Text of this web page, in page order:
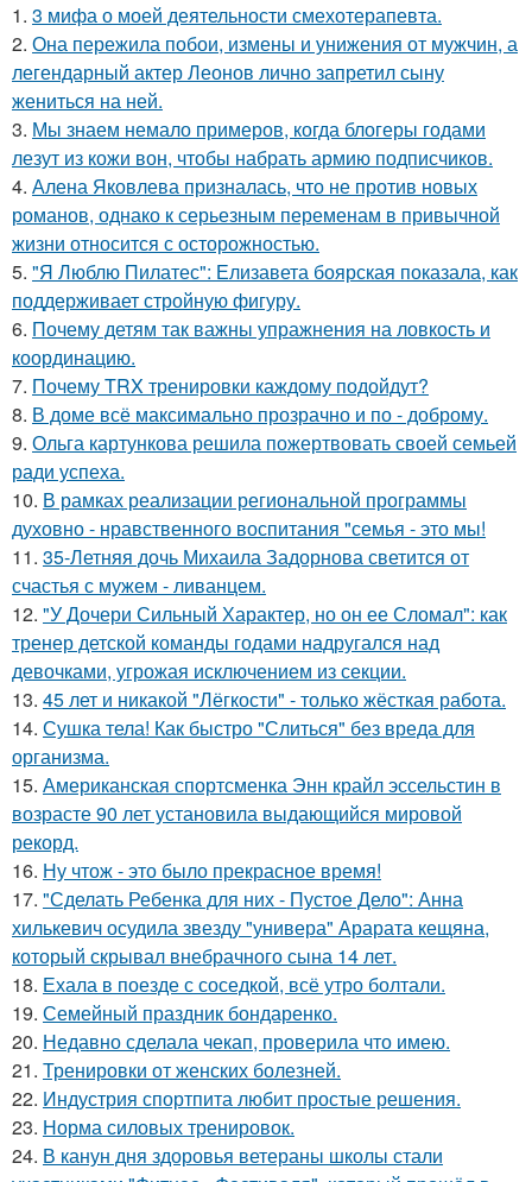
1. 3 мифа о моей деятельности смехотерапевта.
2. Она пережила побои, измены и унижения от мужчин, а
легендарный актер Леонов лично запретил сыну
жениться на ней.
3. Мы знаем немало примеров, когда блогеры годами
лезут из кожи вон, чтобы набрать армию подписчиков.
4. Алена Яковлева призналась, что не против новых
романов, однако к серьезным переменам в привычной
жизни относится с осторожностью.
5. "Я Люблю Пилатес": Елизавета боярская показала, как
поддерживает стройную фигуру.
6. Почему детям так важны упражнения на ловкость и
координацию.
7. Почему TRX тренировки каждому подойдут?
8. В доме всё максимально прозрачно и по - доброму.
9. Ольга картункова решила пожертвовать своей семьей
ради успеха.
10. В рамках реализации региональной программы
духовно - нравственного воспитания "семья - это мы!
11. 35-Летняя дочь Михаила Задорнова светится от
счастья с мужем - ливанцем.
12. "У Дочери Сильный Характер, но он ее Сломал": как
тренер детской команды годами надругался над
девочками, угрожая исключением из секции.
13. 45 лет и никакой "Лёгкости" - только жёсткая работа.
14. Сушка тела! Как быстро "Слиться" без вреда для
организма.
15. Американская спортсменка Энн крайл эссельстин в
возрасте 90 лет установила выдающийся мировой
рекорд.
16. Ну чтож - это было прекрасное время!
17. "Сделать Ребенка для них - Пустое Дело": Анна
хилькевич осудила звезду "универа" Арарата кещяна,
который скрывал внебрачного сына 14 лет.
18. Ехала в поезде с соседкой, всё утро болтали.
19. Семейный праздник бондаренко.
20. Недавно сделала чекап, проверила что имею.
21. Тренировки от женских болезней.
22. Индустрия спортпита любит простые решения.
23. Норма силовых тренировок.
24. В канун дня здоровья ветераны школы стали